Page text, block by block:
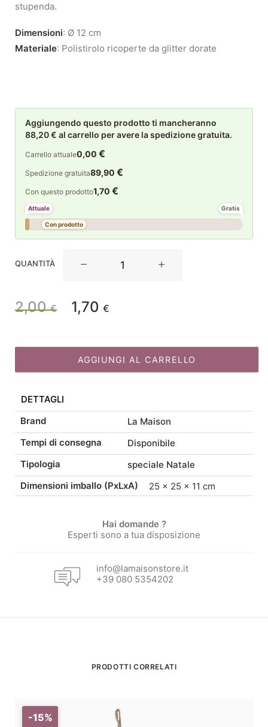
stupenda.
Dimensioni: Ø 12 cm
Materiale: Polistirolo ricoperte da glitter dorate
Aggiungendo questo prodotto ti mancheranno
88,20 € al carrello per avere la spedizione gratuita.
Carrello attuale0,00 €
Spedizione gratuita89,90 €
Con questo prodotto1,70 €
Attuale Gratis
Con prodotto
QUANTITÀ
natalizia
quantità
2,00€
originale
era:
2,00 €.
1,70 €
attuale
1,70 €.
AGGIUNGI AL CARRELLO
DETTAGLI
Brand
La Maison
Tempi di consegna
Disponibile
Tipologia
speciale Natale
Dimensioni imballo (PxLxA)
25 × 25 × 11 cm
Hai domande ?
Esperti sono a tua disposizione
info@lamaisonstore.it
+39 080 5354202
PRODOTTI CORRELATI
-15%